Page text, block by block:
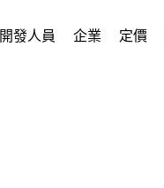
開發人員 企業 定價